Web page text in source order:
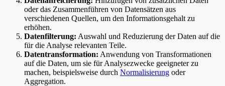
oder das Zusammenführen von Datensätzen aus
verschiedenen Quellen, um den Informationsgehalt zu
erhöhen.
Datenfilterung: Auswahl und Reduzierung der Daten auf die
für die Analyse relevanten Teile.
Datentransformation: Anwendung von Transformationen
auf die Daten, um sie für Analysezwecke geeigneter zu
machen, beispielsweise durch Normalisierung oder
Aggregation.